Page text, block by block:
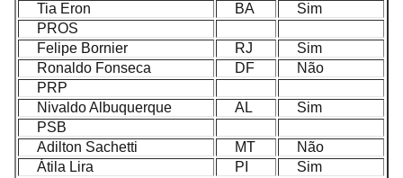
Tia Eron
BA
Sim
PROS
Felipe Bornier
RJ
Sim
Ronaldo Fonseca
DF
Não
PRP
Nivaldo Albuquerque
AL
Sim
PSB
Adilton Sachetti
MT
Não
Átila Lira
PI
Sim